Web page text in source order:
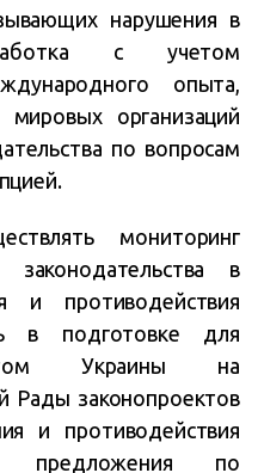
нарушения в
с учетом
опыта,
организаций
по вопросам
мониторинг
законодательства в
и противодействия
в подготовке для
Украины на
Рады законопроектов
и противодействия
предложения по